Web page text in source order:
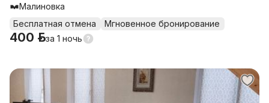
Малиновка
Бесплатная отмена
Мгновенное бронирование
400 р.за 1 ночь